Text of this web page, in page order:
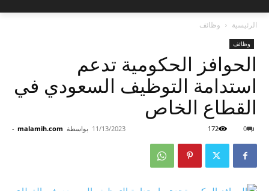
الرئيسية وظائف
وظائف
الحوافز الحكومية تدعم
استدامة التوظيف السعودي في
القطاع الخاص
بواسطة malamih.com
- 11/13/2023 0
172